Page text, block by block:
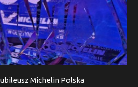
Michelin Polska